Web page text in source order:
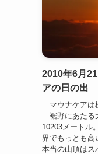
2010年6月
アの日の出
マウナケアは
裾野にあたる
10203メート
界でもっとも
本当の山頂はス